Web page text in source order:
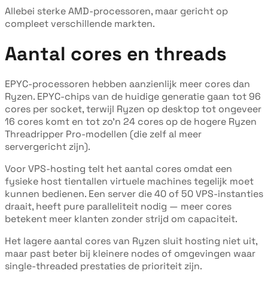
Allebei sterke AMD-processoren, maar gericht op
compleet verschillende markten.
Aantal cores en threads
EPYC-processoren hebben aanzienlijk meer cores dan
Ryzen. EPYC-chips van de huidige generatie gaan tot 96
cores per socket, terwijl Ryzen op desktop tot ongeveer
16 cores komt en tot zo'n 24 cores op de hogere Ryzen
Threadripper Pro-modellen (die zelf al meer
servergericht zijn).
Voor VPS-hosting telt het aantal cores omdat een
fysieke host tientallen virtuele machines tegelijk moet
kunnen bedienen. Een server die 40 of 50 VPS-instanties
draait, heeft pure paralleliteit nodig — meer cores
betekent meer klanten zonder strijd om capaciteit.
Het lagere aantal cores van Ryzen sluit hosting niet uit,
maar past beter bij kleinere nodes of omgevingen waar
single-threaded prestaties de prioriteit zijn.